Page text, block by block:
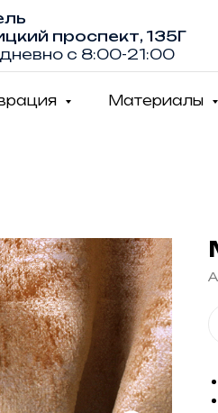
проспект, 135Г
с 8:00-21:00
Материалы